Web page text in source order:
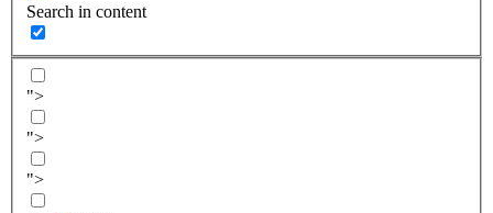
Search in content
">
">
">